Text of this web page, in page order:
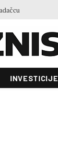
INVESTICIJE